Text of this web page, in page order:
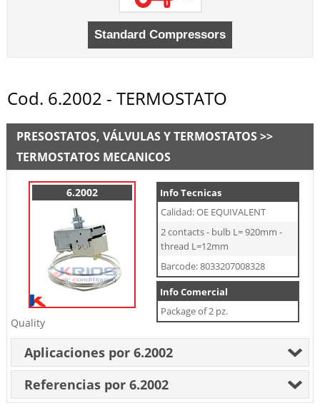
Cod. 6.2002 - TERMOSTATO
PRESOSTATOS, VÁLVULAS Y TERMOSTATOS >>
TERMOSTATOS MECANICOS
6.2002
Quality
Info Tecnicas
Calidad: OE EQUIVALENT
2 contacts - bulb L= 920mm -
thread L=12mm
Barcode: 8033207008328
Info Comercial
Package of 2 pz.
Aplicaciones por 6.2002
Referencias por 6.2002